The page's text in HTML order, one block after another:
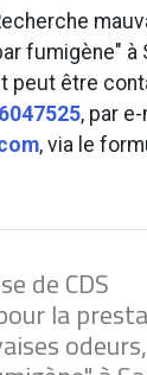
fumigène" à
peut être
, par
, via le
de CDS
la
odeurs,